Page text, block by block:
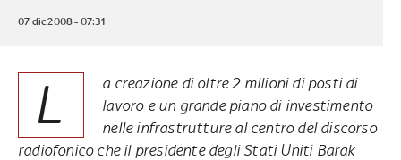
07 dic 2008 - 07:31
L
a creazione di oltre 2 milioni di posti di
lavoro e un grande piano di investimento
nelle infrastrutture al centro del discorso
radiofonico che il presidente degli Stati Uniti Barak